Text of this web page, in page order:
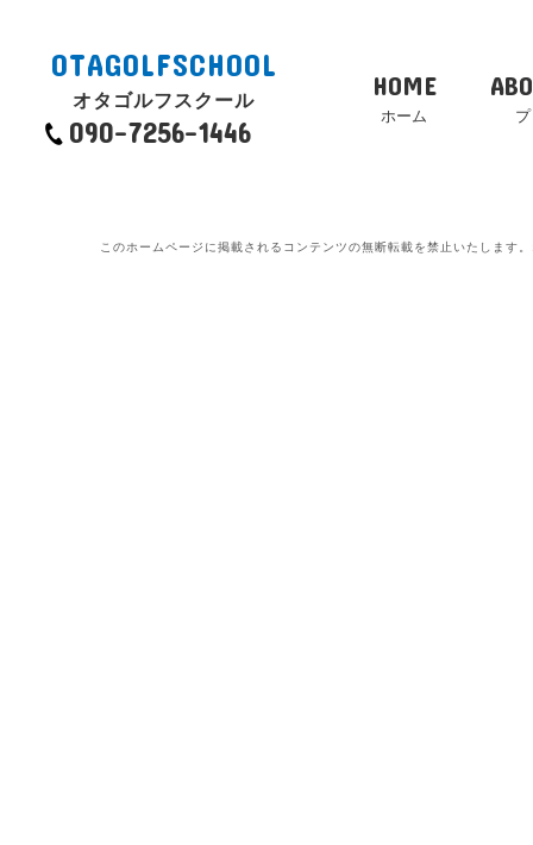
OTAGOLFSCHOOL
オタゴルフスクール
090-7256-1446
HOME
ホーム
このホームページに掲載されるコンテンツの無断転載を禁止いたします。